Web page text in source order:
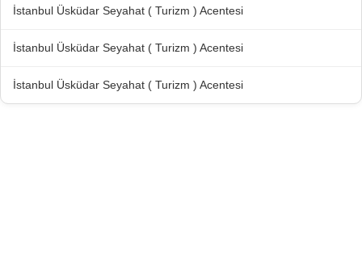
İstanbul Üsküdar Seyahat ( Turizm ) Acentesi
İstanbul Üsküdar Seyahat ( Turizm ) Acentesi
İstanbul Üsküdar Seyahat ( Turizm ) Acentesi